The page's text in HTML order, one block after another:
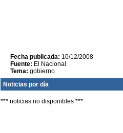
Fecha publicada: 10/12/2008
Fuente: El Nacional
Tema: gobierno
Noticias por día
*** noticias no disponibles ***